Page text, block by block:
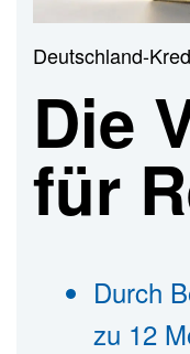
Deutschland-
Die
für
Durch
zu 12